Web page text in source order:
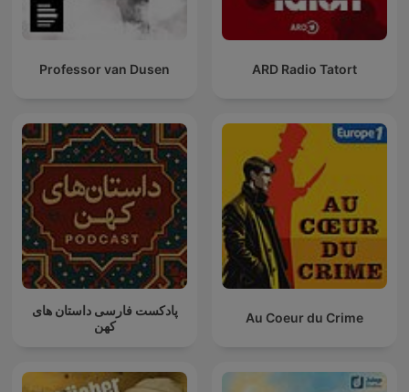
Professor van Dusen ARD Radio Tatort
پادکست فارسی داستان های
کهن
Au Coeur du Crime